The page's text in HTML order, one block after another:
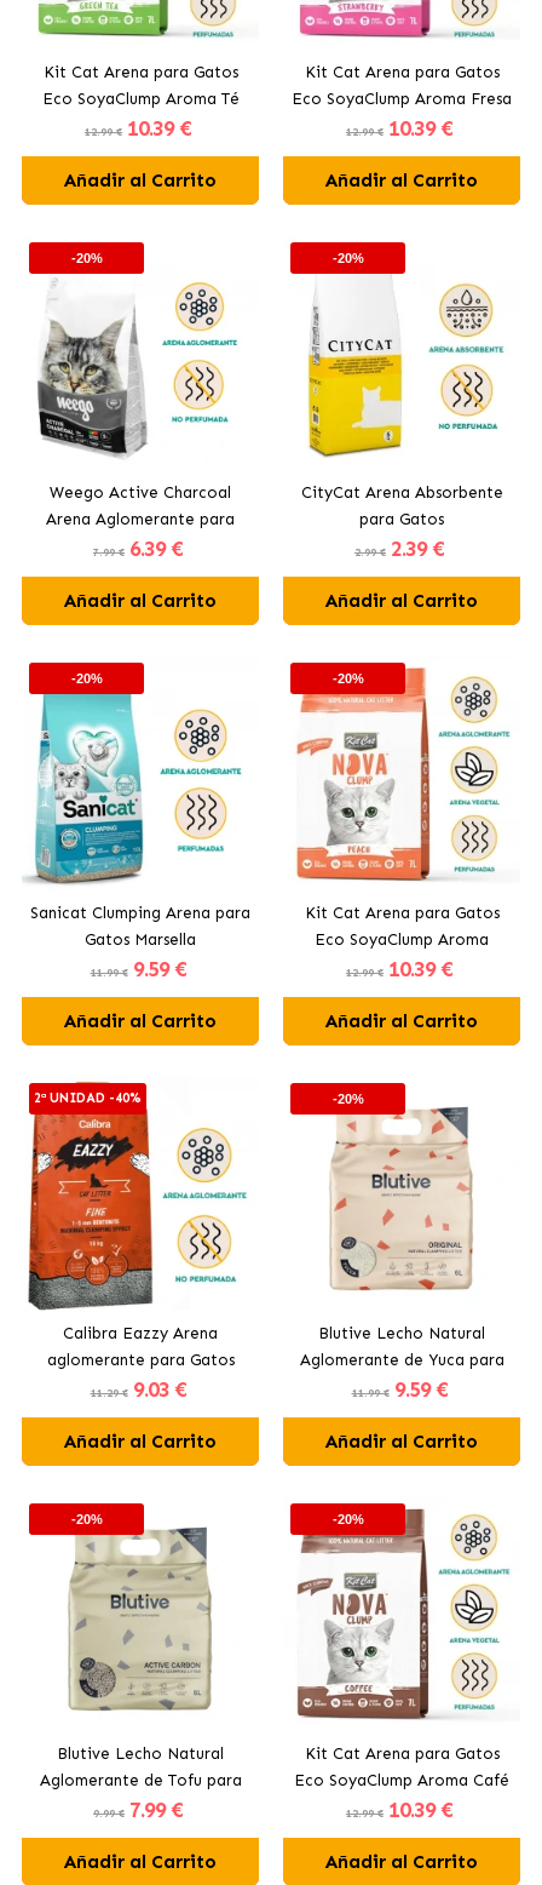
Kit Cat Arena para Gatos
Eco SoyaClump Aroma Té
Verde
12.99 € 10.39 €
Añadir al Carrito
Kit Cat Arena para Gatos
Eco SoyaClump Aroma Fresa
12.99 € 10.39 €
Añadir al Carrito
-20%
Weego Active Charcoal
Arena Aglomerante para
Gatos Carbón Activo
7.99 € 6.39 €
Añadir al Carrito
-20%
CityCat Arena Absorbente
para Gatos
2.99 € 2.39 €
Añadir al Carrito
-20%
Sanicat Clumping Arena para
Gatos Marsella
11.99 € 9.59 €
Añadir al Carrito
-20%
Kit Cat Arena para Gatos
Eco SoyaClump Aroma
Melocotón
12.99 € 10.39 €
Añadir al Carrito
2ª UNIDAD -40%
Calibra Eazzy Arena
aglomerante para Gatos
Fina
11.29 € 9.03 €
Añadir al Carrito
-20%
Blutive Lecho Natural
Aglomerante de Yuca para
Gatos
11.99 € 9.59 €
Añadir al Carrito
-20%
Blutive Lecho Natural
Aglomerante de Tofu para
Gatos con Carbón Activo
9.99 € 7.99 €
Añadir al Carrito
-20%
Kit Cat Arena para Gatos
Eco SoyaClump Aroma Café
12.99 € 10.39 €
Añadir al Carrito